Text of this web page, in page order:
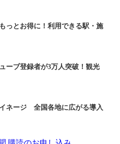
っとお得に！利用できる駅・施
ーブ登録者が3万人突破！観光
ネージ 全国各地に広がる導入